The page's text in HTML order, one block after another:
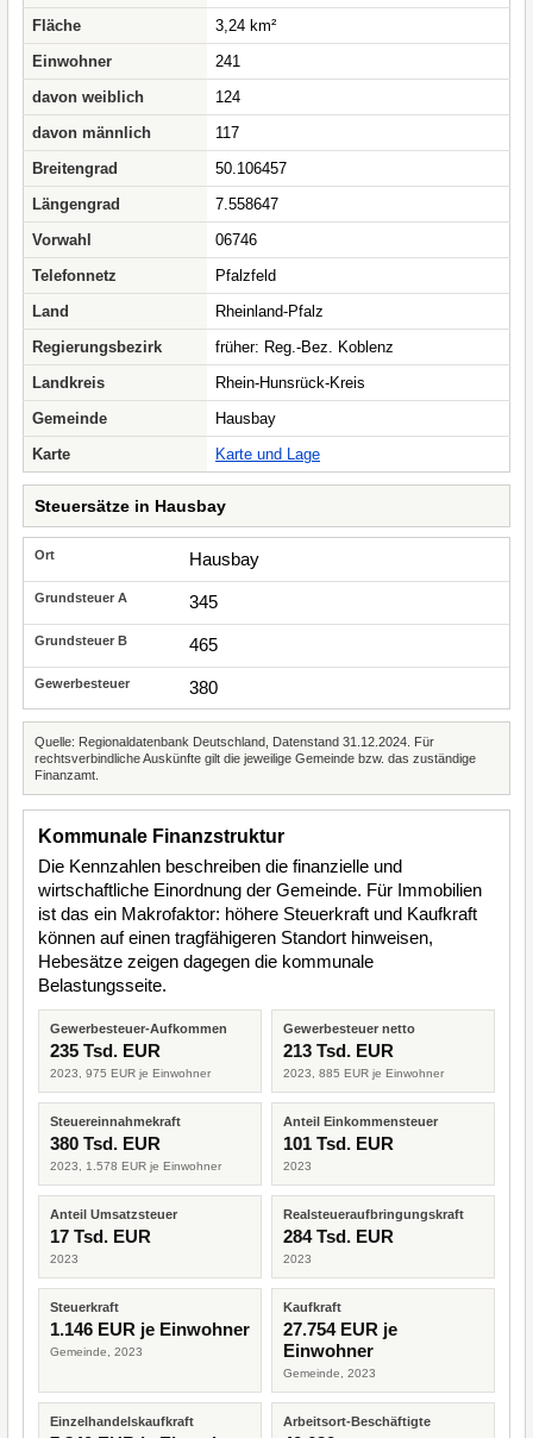
Fläche
3,24 km²
Einwohner
241
davon weiblich
124
davon männlich
117
Breitengrad
50.106457
Längengrad
7.558647
Vorwahl
06746
Telefonnetz
Pfalzfeld
Land
Rheinland-Pfalz
Regierungsbezirk
früher: Reg.-Bez. Koblenz
Landkreis
Rhein-Hunsrück-Kreis
Gemeinde
Hausbay
Karte
Karte und Lage
Steuersätze in Hausbay
Hausbay
345
465
380
Quelle: Regionaldatenbank Deutschland, Datenstand 31.12.2024. Für
rechtsverbindliche Auskünfte gilt die jeweilige Gemeinde bzw. das zuständige
Finanzamt.
Kommunale Finanzstruktur
Die Kennzahlen beschreiben die finanzielle und
wirtschaftliche Einordnung der Gemeinde. Für Immobilien
ist das ein Makrofaktor: höhere Steuerkraft und Kaufkraft
können auf einen tragfähigeren Standort hinweisen,
Hebesätze zeigen dagegen die kommunale
Belastungsseite.
Gewerbesteuer-Aufkommen
235 Tsd. EUR
2023, 975 EUR je Einwohner
Gewerbesteuer netto
213 Tsd. EUR
2023, 885 EUR je Einwohner
Steuereinnahmekraft
380 Tsd. EUR
2023, 1.578 EUR je Einwohner
Anteil Einkommensteuer
101 Tsd. EUR
2023
Anteil Umsatzsteuer
17 Tsd. EUR
2023
Realsteueraufbringungskraft
284 Tsd. EUR
2023
Steuerkraft
1.146 EUR je Einwohner
Gemeinde, 2023
Kaufkraft
27.754 EUR je
Einwohner
Gemeinde, 2023
Einzelhandelskaufkraft Arbeitsort-Beschäftigte